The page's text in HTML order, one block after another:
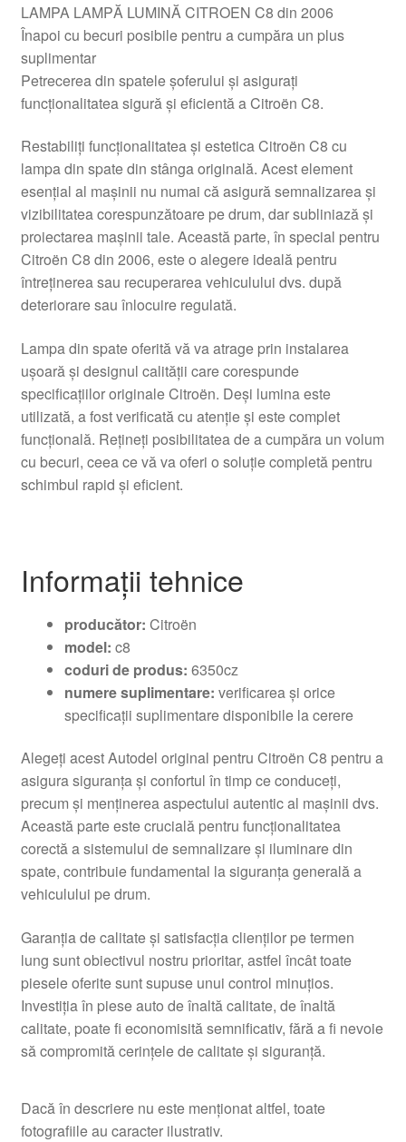
LAMPA LAMPĂ LUMINĂ CITROEN C8 din 2006
Înapoi cu becuri posibile pentru a cumpăra un plus
suplimentar
Petrecerea din spatele șoferului și asigurați
funcționalitatea sigură și eficientă a Citroën C8.
Restabiliți funcționalitatea și estetica Citroën C8 cu
lampa din spate din stânga originală. Acest element
esențial al mașinii nu numai că asigură semnalizarea și
vizibilitatea corespunzătoare pe drum, dar subliniază și
proiectarea mașinii tale. Această parte, în special pentru
Citroën C8 din 2006, este o alegere ideală pentru
întreținerea sau recuperarea vehiculului dvs. după
deteriorare sau înlocuire regulată.
Lampa din spate oferită vă va atrage prin instalarea
ușoară și designul calității care corespunde
specificațiilor originale Citroën. Deși lumina este
utilizată, a fost verificată cu atenție și este complet
funcțională. Rețineți posibilitatea de a cumpăra un volum
cu becuri, ceea ce vă va oferi o soluție completă pentru
schimbul rapid și eficient.
Informații tehnice
producător: Citroën
model: c8
coduri de produs: 6350cz
numere suplimentare: verificarea și orice
specificații suplimentare disponibile la cerere
Alegeți acest Autodel original pentru Citroën C8 pentru a
asigura siguranța și confortul în timp ce conduceți,
precum și menținerea aspectului autentic al mașinii dvs.
Această parte este crucială pentru funcționalitatea
corectă a sistemului de semnalizare și iluminare din
spate, contribuie fundamental la siguranța generală a
vehiculului pe drum.
Garanția de calitate și satisfacția clienților pe termen
lung sunt obiectivul nostru prioritar, astfel încât toate
piesele oferite sunt supuse unui control minuțios.
Investiția în piese auto de înaltă calitate, de înaltă
calitate, poate fi economisită semnificativ, fără a fi nevoie
să compromită cerințele de calitate și siguranță.
Dacă în descriere nu este menționat altfel, toate
fotografiile au caracter ilustrativ.